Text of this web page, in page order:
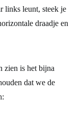
links leunt, steek je
draadje en
zien is het bijna
dat we de